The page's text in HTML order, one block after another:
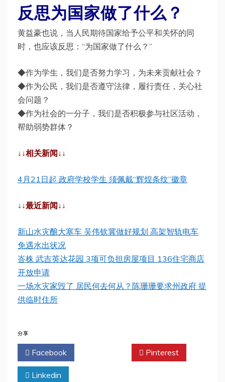
反思为国家做了什么？
黄益豪也说，当人民期待国家给予公平和关怀的同
时，也应该反思：“为国家做了什么？”
◆作为学生，我们是否努力学习，为未来贡献社会？
◆作为公民，我们是否遵守法律，履行责任，关心社
会问题？
◆作为社会的一分子，我们是否积极参与社区活动，
帮助弱势群体？
↓↓相关新闻↓↓
4月21日起 政府学校学生 须佩戴“辉煌条纹”徽章
↓↓最近新闻↓↓
新山水灾酿大塞车 吴伟钦冀做好规划 高架智轨电车
免遇水出状况
峇株 武吉英达花园 3项可负担房屋项目 136住宅商店
开放申请
一场水灾家毁了 居民何去何从？陈珊珊要求州政府 提
供临时住所
分享
Facebook Pinterest
Linkedin